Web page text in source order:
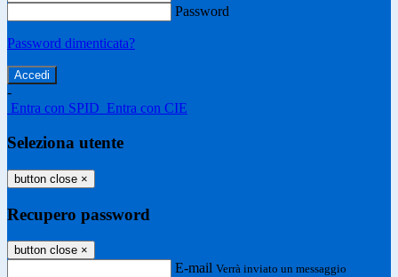
Password
Password dimenticata?
-
Entra con SPID Entra con CIE
Seleziona utente
button close ×
Recupero password
button close ×
E-mail Verrà inviato un messaggio